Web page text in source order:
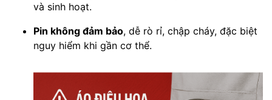
và sinh hoạt.
Pin không đảm bảo, dễ rò rỉ, chập cháy, đặc biệt
nguy hiểm khi gần cơ thể.